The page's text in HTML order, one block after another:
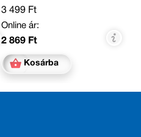
3 499 Ft
Online ár:
2 869 Ft
Kosárba